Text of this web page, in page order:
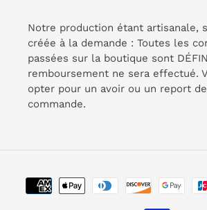
Notre production étant artisanale,
créée à la demande : Toutes les
passées sur la boutique sont
remboursement ne sera effectué.
opter pour un avoir ou un report
commande.
Moyens
de